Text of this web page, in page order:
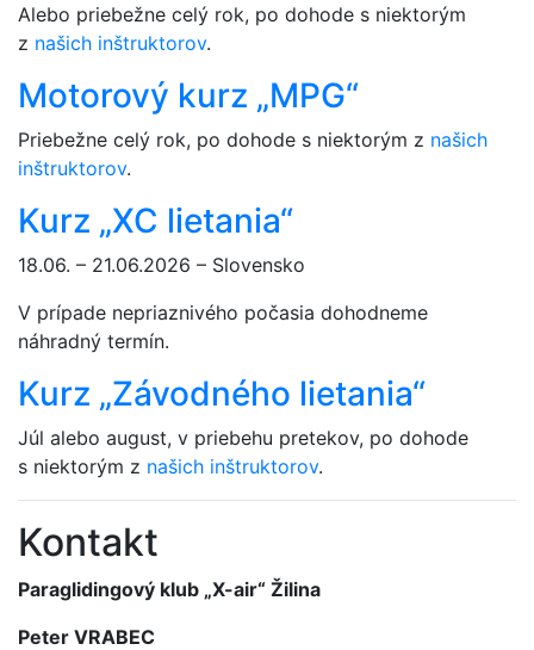
Alebo priebežne celý rok, po dohode s niektorým
z našich inštruktorov.
Motorový kurz „MPG“
Priebežne celý rok, po dohode s niektorým z našich
inštruktorov.
Kurz „XC lietania“
18.06. – 21.06.2026 – Slovensko
V prípade nepriaznivého počasia dohodneme
náhradný termín.
Kurz „Závodného lietania“
Júl alebo august, v priebehu pretekov, po dohode
s niektorým z našich inštruktorov.
Kontakt
Paraglidingový klub „X-air“ Žilina
Peter VRABEC